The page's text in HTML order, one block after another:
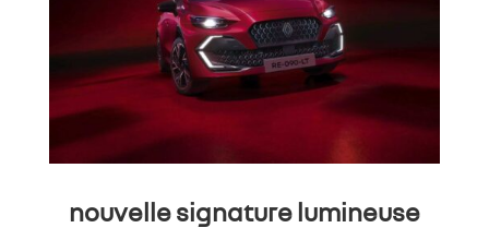
nouvelle signature lumineuse